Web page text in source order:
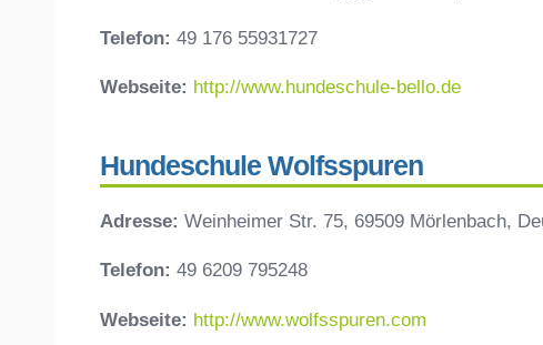
Telefon: 49 176 55931727
Webseite: http://www.hundeschule-bello.de
Hundeschule Wolfsspuren
Adresse: Weinheimer Str. 75, 69509 Mörlenbach,
Telefon: 49 6209 795248
Webseite: http://www.wolfsspuren.com